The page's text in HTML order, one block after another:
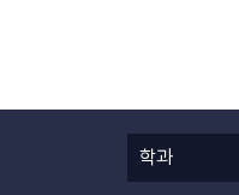
학과